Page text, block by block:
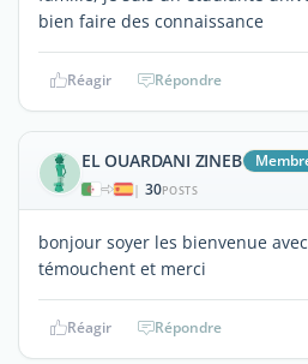
bien faire des connaissance
Réagir Répondre
EL OUARDANI ZINEB
| 30POSTS
bonjour soyer les bienvenue
témouchent et merci
Réagir Répondre